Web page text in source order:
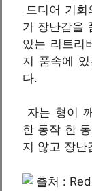
드디어 기
가 장난감을
있는 리트리
지 품속에
다.
자는 형이
한 동작 한
지 않고 장난